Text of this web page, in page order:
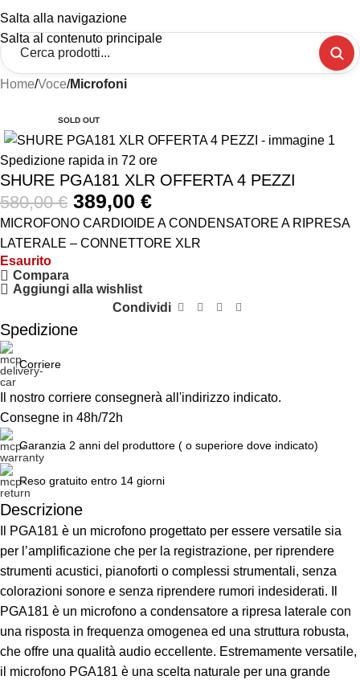
Salta alla navigazione
Salta al contenuto principale
Home Voce Microfoni
SOLD OUT
Spedizione rapida in 72 ore
SHURE PGA181 XLR OFFERTA 4 PEZZI
580,00€ 389,00 €
MICROFONO CARDIOIDE A CONDENSATORE A RIPRESA
LATERALE – CONNETTORE XLR
Esaurito
Compara
Aggiungi alla wishlist
Condividi
Spedizione
Corriere
Il nostro corriere consegnerà all'indirizzo indicato.
Consegne in 48h/72h
Garanzia 2 anni del produttore ( o superiore dove indicato)
Reso gratuito entro 14 giorni
Unbeatable offers
Black Friday Blowout!
Descrizione
Il PGA181 è un microfono progettato per essere versatile sia
per l’amplificazione che per la registrazione, per riprendere
strumenti acustici, pianoforti o complessi strumentali, senza
colorazioni sonore e senza riprendere rumori indesiderati. Il
PGA181 è un microfono a condensatore a ripresa laterale con
una risposta in frequenza omogenea ed una struttura robusta,
che offre una qualità audio eccellente. Estremamente versatile,
il microfono PGA181 è una scelta naturale per una grande